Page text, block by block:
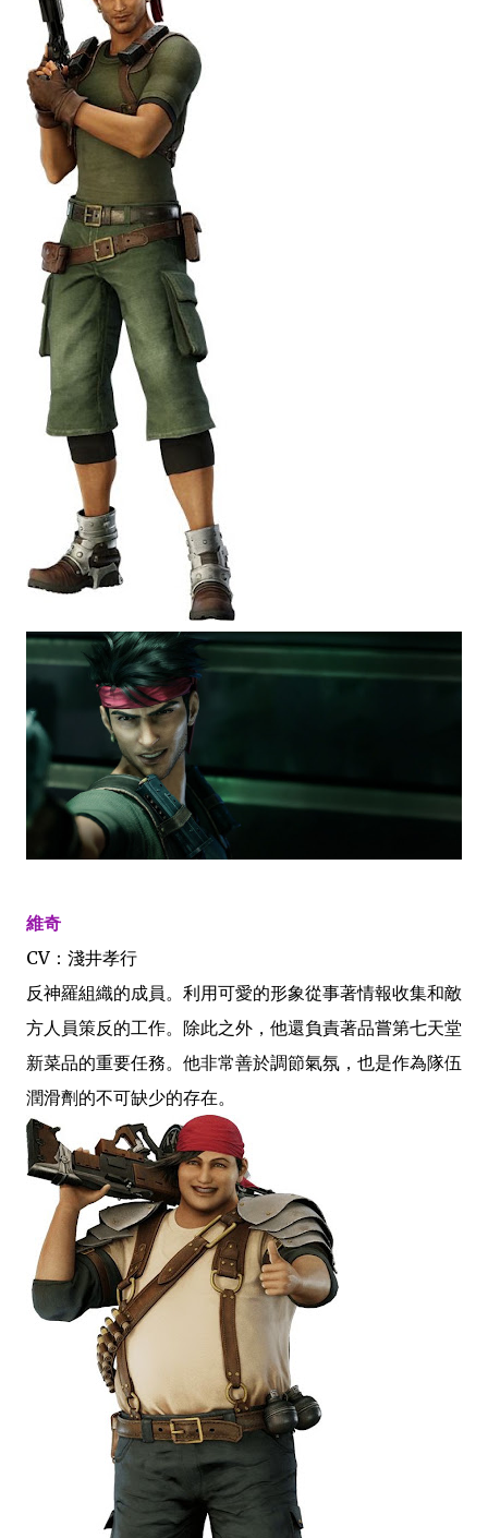
維奇
CV：淺井孝行
反神羅組織的成員。利用可愛的形象從事著情報收集和敵
方人員策反的工作。除此之外，他還負責著品嘗第七天堂
新菜品的重要任務。他非常善於調節氣氛，也是作為隊伍
潤滑劑的不可缺少的存在。